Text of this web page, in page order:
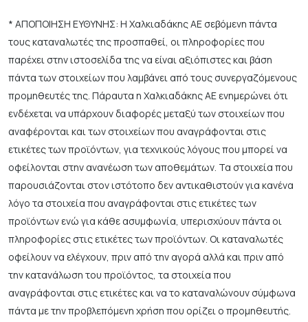
* ΑΠΟΠΟΙΗΣΗ ΕΥΘΥΝΗΣ: Η Χαλκιαδάκης ΑΕ σεβόμενη πάντα
τους καταναλωτές της προσπαθεί, οι πληροφορίες που
παρέχει στην ιστοσελίδα της να είναι αξιόπιστες και βάση
πάντα των στοιχείων που λαμβάνει από τους συνεργαζόμενους
προμηθευτές της. Πάραυτα η Χαλκιαδάκης ΑΕ ενημερώνει ότι
ενδέχεται να υπάρχουν διαφορές μεταξύ των στοιχείων που
αναφέρονται και των στοιχείων που αναγράφονται στις
ετικέτες των προϊόντων, για τεχνικούς λόγους που μπορεί να
οφείλονται στην ανανέωση των αποθεμάτων. Τα στοιχεία που
παρουσιάζονται στον ιστότοπο δεν αντικαθιστούν για κανένα
λόγο τα στοιχεία που αναγράφονται στις ετικέτες των
προϊόντων ενώ για κάθε ασυμφωνία, υπερισχύουν πάντα οι
πληροφορίες στις ετικέτες των προϊόντων. Οι καταναλωτές
οφείλουν να ελέγχουν, πριν από την αγορά αλλά και πριν από
την κατανάλωση του προϊόντος, τα στοιχεία που
αναγράφονται στις ετικέτες και να το καταναλώνουν σύμφωνα
πάντα με την προβλεπόμενη χρήση που ορίζει ο προμηθευτής.